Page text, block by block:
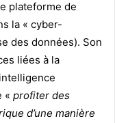
plateforme de
la « cyber-
des données). Son
liées à la
« profiter des
d’une manière